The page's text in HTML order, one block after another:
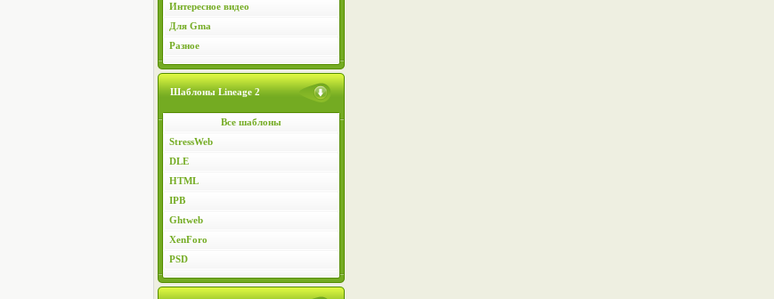
Интересное видео
Для Gma
Разное
Шаблоны Lineage 2
Все шаблоны
StressWeb
DLE
HTML
IPB
Ghtweb
XenForo
PSD